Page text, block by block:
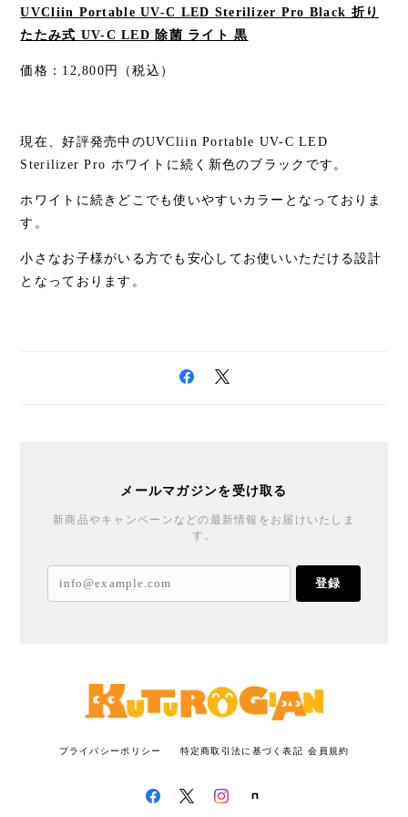
UVCliin Portable UV-C LED Sterilizer Pro Black 折り
たたみ式 UV-C LED 除菌 ライト 黒
価格：12,800円（税込）
現在、好評発売中のUVCliin Portable UV-C LED
Sterilizer Pro ホワイトに続く新色のブラックです。
ホワイトに続きどこでも使いやすいカラーとなっておりま
す。
小さなお子様がいる方でも安心してお使いいただける設計
となっております。
メールマガジンを受け取る
新商品やキャンペーンなどの最新情報をお届けいたしま
す。
登録
プライバシーポリシー 特定商取引法に基づく表記 会員規約